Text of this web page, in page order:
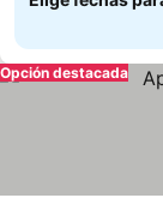
Opción destacada